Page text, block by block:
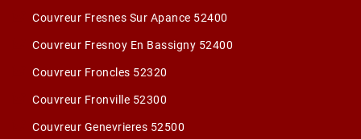
Couvreur Fresnes Sur Apance 52400
Couvreur Fresnoy En Bassigny 52400
Couvreur Froncles 52320
Couvreur Fronville 52300
Couvreur Genevrieres 52500